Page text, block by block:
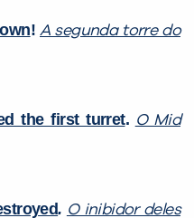
! A segunda torre do
the first turret. O Mid
. O inibidor deles